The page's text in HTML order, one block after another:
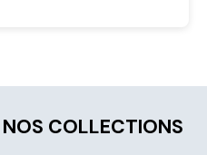
COLLECTIONS